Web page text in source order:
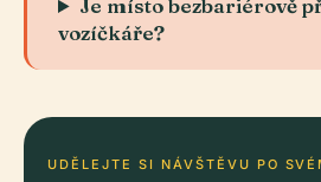
Je místo bezbariérově
vozíčkáře?
UDĚLEJTE SI NÁVŠTĚVU PO